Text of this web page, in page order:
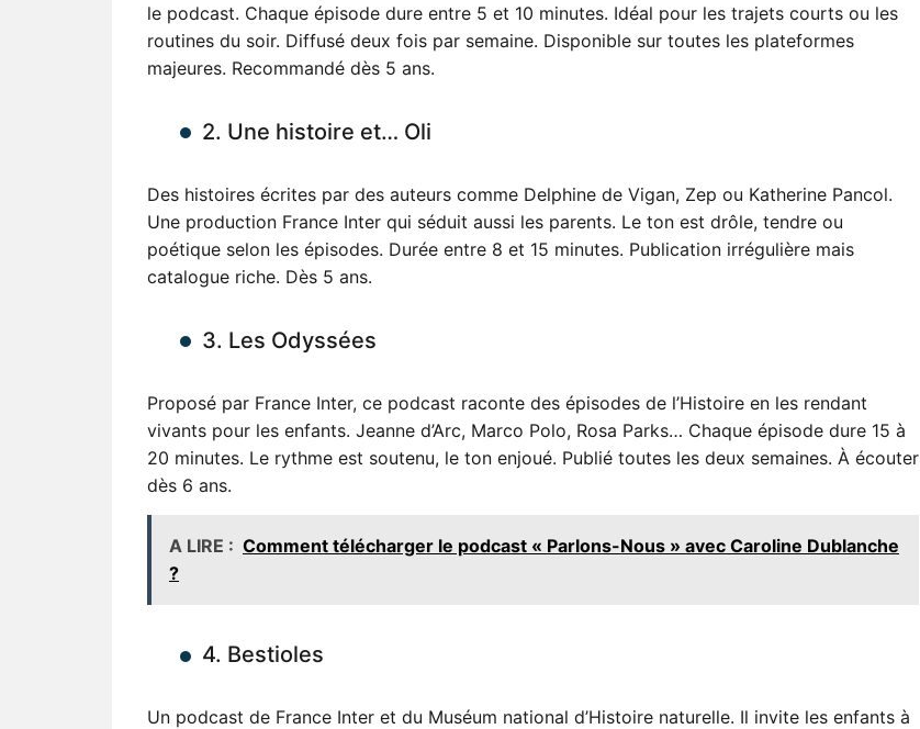
le podcast. Chaque épisode dure entre 5 et 10 minutes. Idéal pour les trajets courts ou les
routines du soir. Diffusé deux fois par semaine. Disponible sur toutes les plateformes
majeures. Recommandé dès 5 ans.
2. Une histoire et… Oli
Des histoires écrites par des auteurs comme Delphine de Vigan, Zep ou Katherine Pancol.
Une production France Inter qui séduit aussi les parents. Le ton est drôle, tendre ou
poétique selon les épisodes. Durée entre 8 et 15 minutes. Publication irrégulière mais
catalogue riche. Dès 5 ans.
3. Les Odyssées
Proposé par France Inter, ce podcast raconte des épisodes de l’Histoire en les rendant
vivants pour les enfants. Jeanne d’Arc, Marco Polo, Rosa Parks… Chaque épisode dure 15 à
20 minutes. Le rythme est soutenu, le ton enjoué. Publié toutes les deux semaines. À écouter
dès 6 ans.
A LIRE : Comment télécharger le podcast « Parlons-Nous » avec Caroline Dublanche
?
4. Bestioles
Un podcast de France Inter et du Muséum national d’Histoire naturelle. Il invite les enfants à